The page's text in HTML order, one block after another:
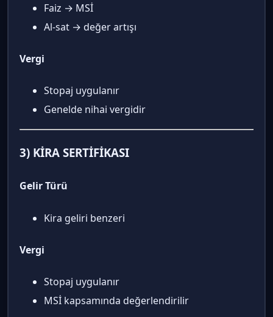
Faiz → MSİ
Al-sat → değer artışı
Vergi
Stopaj uygulanır
Genelde nihai vergidir
3) KİRA SERTİFİKASI
Gelir Türü
Kira geliri benzeri
Vergi
Stopaj uygulanır
MSİ kapsamında değerlendirilir